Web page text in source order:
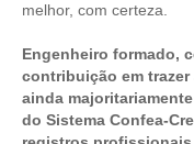
melhor, com certeza.
Engenheiro formado,
contribuição em
ainda
do Sistema Confea-